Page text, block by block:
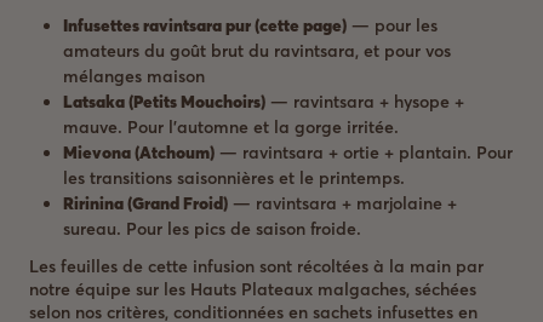
Infusettes ravintsara pur (cette page) — pour les
amateurs du goût brut du ravintsara, et pour vos
mélanges maison
Latsaka (Petits Mouchoirs) — ravintsara + hysope +
mauve. Pour l’automne et la gorge irritée.
Mievona (Atchoum) — ravintsara + ortie + plantain. Pour
les transitions saisonnières et le printemps.
Ririnina (Grand Froid) — ravintsara + marjolaine +
sureau. Pour les pics de saison froide.
Les feuilles de cette infusion sont récoltées à la main par
notre équipe sur les Hauts Plateaux malgaches, séchées
selon nos critères, conditionnées en sachets infusettes en